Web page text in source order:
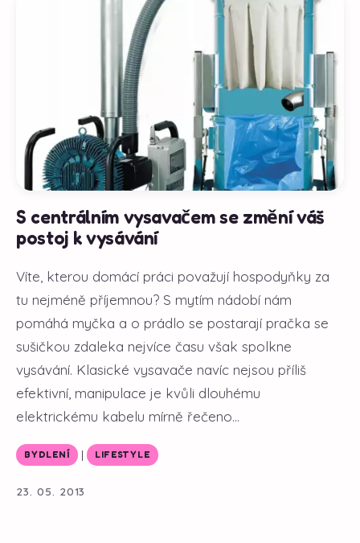
S centrálním vysavačem se změní váš
postoj k vysávání
Víte, kterou domácí práci považují hospodyňky za
tu nejméně příjemnou? S mytím nádobí nám
pomáhá myčka a o prádlo se postarají pračka se
sušičkou zdaleka nejvíce času však spolkne
vysávání. Klasické vysavače navíc nejsou příliš
efektivní, manipulace je kvůli dlouhému
elektrickému kabelu mírně řečeno...
BYDLENÍ | LIFESTYLE
23. 05. 2013